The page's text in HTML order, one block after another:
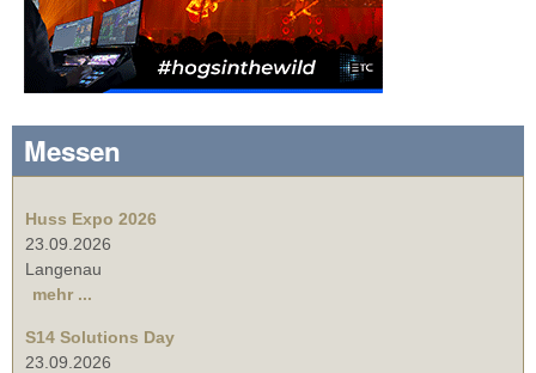
Messen
Huss Expo 2026
23.09.2026
Langenau
mehr ...
S14 Solutions Day
23.09.2026